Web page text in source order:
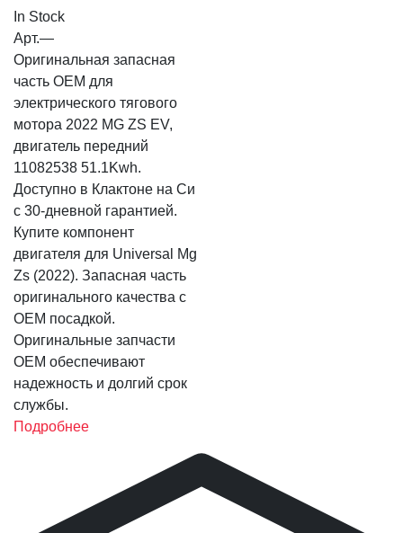
In Stock
Арт.—
Оригинальная запасная
часть OEM для
электрического тягового
мотора 2022 MG ZS EV,
двигатель передний
11082538 51.1Kwh.
Доступно в Клактоне на Си
с 30-дневной гарантией.
Купите компонент
двигателя для Universal Mg
Zs (2022). Запасная часть
оригинального качества с
OEM посадкой.
Оригинальные запчасти
OEM обеспечивают
надежность и долгий срок
службы.
Подробнее